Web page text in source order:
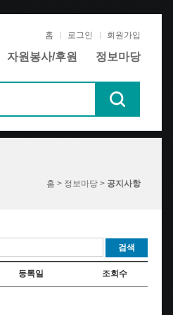
홈 로그인 회원가입
자원봉사/후원 정보마당
홈 > 정보마당 > 공지사항
검색
등록일 조회수